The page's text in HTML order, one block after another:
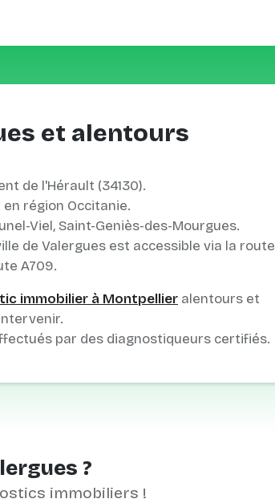
et alentours
de l'Hérault (34130).
région Occitanie.
Viel, Saint-Geniès-des-Mourgues.
de Valergues est accessible via la route
A709.
immobilier à Montpellier alentours et
par des diagnostiqueurs certifiés.
?
immobiliers !